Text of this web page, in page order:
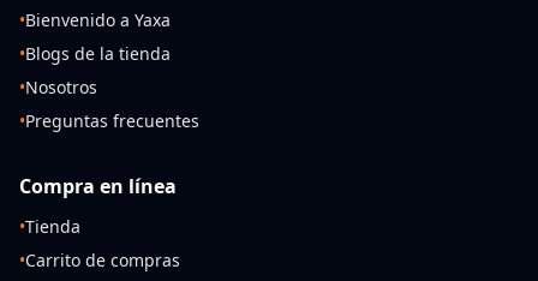
•Bienvenido a Yaxa
•Blogs de la tienda
•Nosotros
•Preguntas frecuentes
Compra en línea
•Tienda
•Carrito de compras